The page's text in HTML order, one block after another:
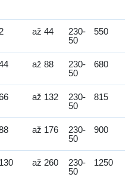
až 44
230-
50
550
až 88
230-
50
680
až 132
230-
50
815
až 176
230-
50
900
až 260
230-
50
1250